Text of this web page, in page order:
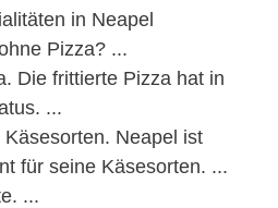
in Neapel
Pizza? ...
Die frittierte Pizza hat in
...
Neapel ist
für seine Käsesorten. ...
...